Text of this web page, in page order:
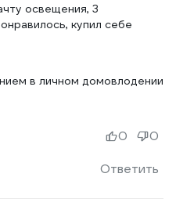
освещения, 3
купил себе
в личном домовлодении
Ответить
0 0